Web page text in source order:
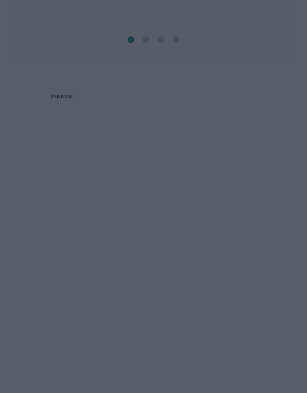
Publicité: